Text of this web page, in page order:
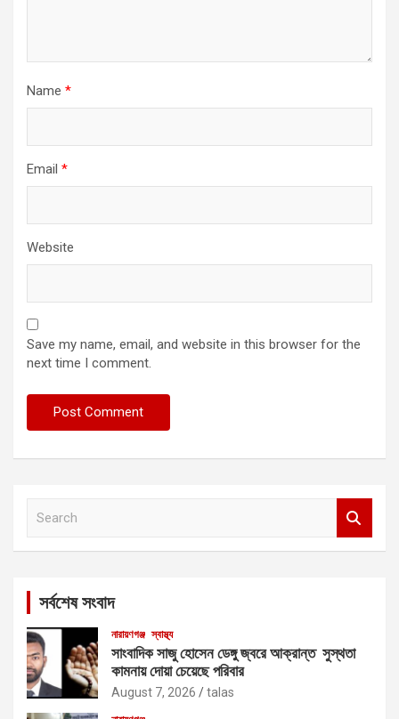
Name *
Email *
Website
Save my name, email, and website in this browser for the
next time I comment.
সর্বশেষ সংবাদ
নারায়ণগঞ্জ স্বাস্থ্য
সাংবাদিক সাজু হোসেন ডেঙ্গু জ্বরে আক্রান্ত সুস্থতা
কামনায় দোয়া চেয়েছে পরিবার
August 7, 2026 talas